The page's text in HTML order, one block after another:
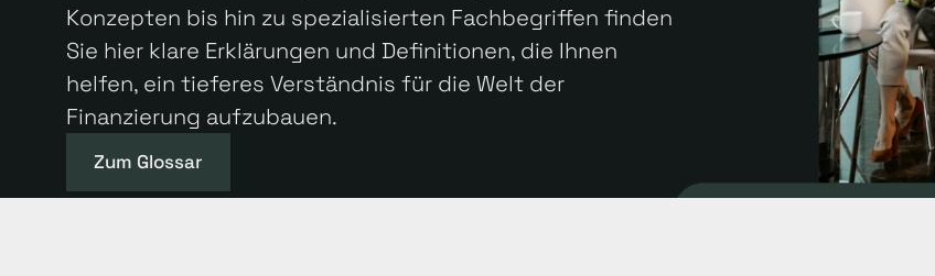
Konzepten bis hin zu spezialisierten Fachbegriffen finden
Sie hier klare Erklärungen und Definitionen, die Ihnen
helfen, ein tieferes Verständnis für die Welt der
Finanzierung aufzubauen.
Zum Glossar